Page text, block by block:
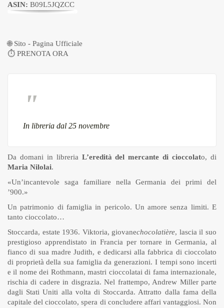
ASIN: B09L5JQZCC
🌐Sito - Pagina Ufficiale
⏱ PRENOTA ORA
In libreria dal 25 novembre
Da domani in libreria L’eredità del mercante di cioccolato, di
Maria Nilolai.
«Un’incantevole saga familiare nella Germania dei primi del
’900.»
Un patrimonio di famiglia in pericolo. Un amore senza limiti. E
tanto cioccolato…
Stoccarda, estate 1936. Viktoria, giovanechocolatière, lascia il suo
prestigioso apprendistato in Francia per tornare in Germania, al
fianco di sua madre Judith, e dedicarsi alla fabbrica di cioccolato
di proprietà della sua famiglia da generazioni. I tempi sono incerti
e il nome dei Rothmann, mastri cioccolatai di fama internazionale,
rischia di cadere in disgrazia. Nel frattempo, Andrew Miller parte
dagli Stati Uniti alla volta di Stoccarda. Attratto dalla fama della
capitale del cioccolato, spera di concludere affari vantaggiosi. Non